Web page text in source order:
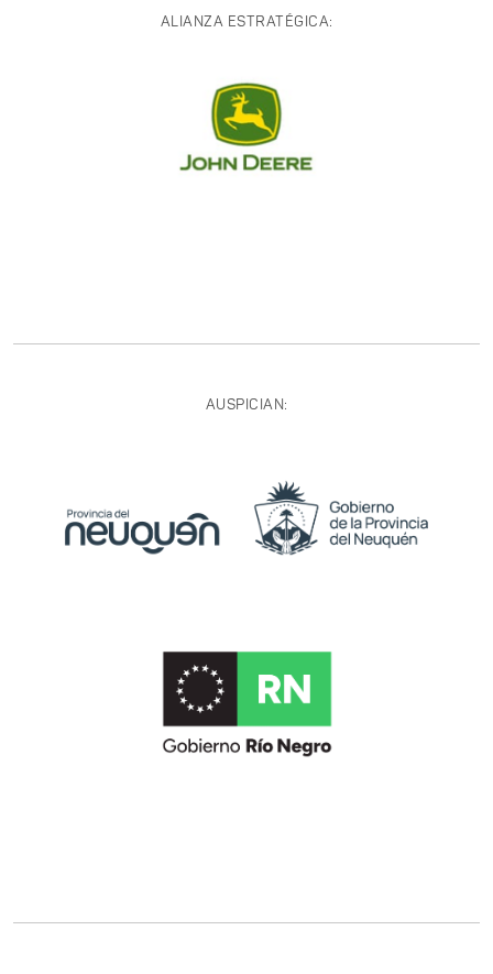
ALIANZA ESTRATÉGICA:
AUSPICIAN: